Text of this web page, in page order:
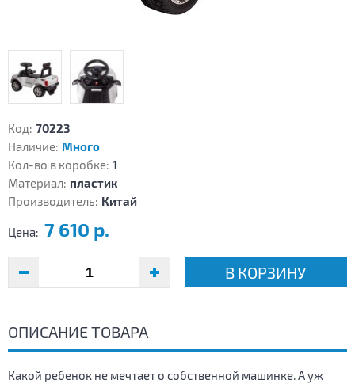
Код: 70223
Наличие: Много
Кол-во в коробке: 1
Материал: пластик
Производитель: Китай
Цена: 7 610 р.
В КОРЗИНУ
ОПИСАНИЕ ТОВАРА
Какой ребенок не мечтает о собственной машинке. А уж